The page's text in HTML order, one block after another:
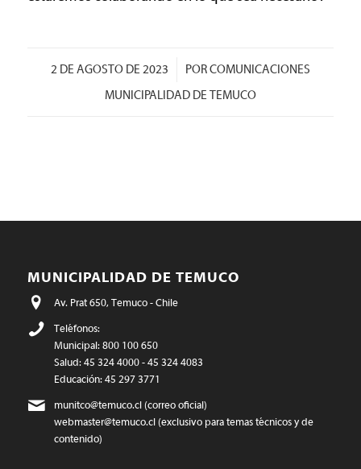
2 DE AGOSTO DE 2023
/ PORCOMUNICACIONES
MUNICIPALIDAD DE TEMUCO
MUNICIPALIDAD DE TEMUCO
Av. Prat 650, Temuco - Chile
Teléfonos:
Municipal: 800 100 650
Salud: 45 324 4000 - 45 324 4083
Educación: 45 297 3771
munitco@temuco.cl(correo oficial)
webmaster@temuco.cl(exclusivo para temas técnicos y de
contenido)